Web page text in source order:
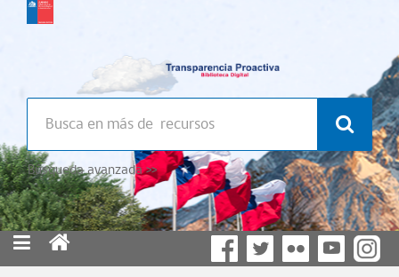
Búsqueda avanzada >>